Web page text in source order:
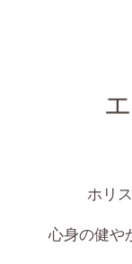
ホリ
心身の健や